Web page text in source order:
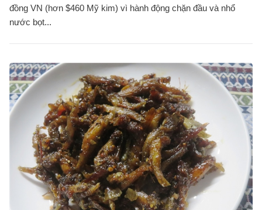
đồng VN (hơn $460 Mỹ kim) vì hành động chặn đầu và nhổ
nước bọt...